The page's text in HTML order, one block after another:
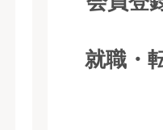
就職・